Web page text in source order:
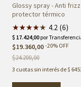
Glossy spray - Anti
protector térmico
★★★★★
★ 4.2 (6)
$19.360,00 -20% OFF
$24.200,00
3 cuotas sin interés de$